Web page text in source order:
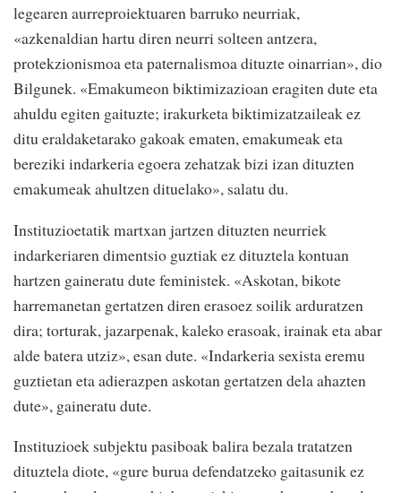
legearen aurreproiektuaren barruko neurriak,
«azkenaldian hartu diren neurri solteen antzera,
protekzionismoa eta paternalismoa dituzte oinarrian», dio
Bilgunek. «Emakumeon biktimizazioan eragiten dute eta
ahuldu egiten gaituzte; irakurketa biktimizatzaileak ez
ditu eraldaketarako gakoak ematen, emakumeak eta
bereziki indarkeria egoera zehatzak bizi izan dituzten
emakumeak ahultzen dituelako», salatu du.
Instituzioetatik martxan jartzen dituzten neurriek
indarkeriaren dimentsio guztiak ez dituztela kontuan
hartzen gaineratu dute feministek. «Askotan, bikote
harremanetan gertatzen diren erasoez soilik arduratzen
dira; torturak, jazarpenak, kaleko erasoak, irainak eta abar
alde batera utziz», esan dute. «Indarkeria sexista eremu
guztietan eta adierazpen askotan gertatzen dela ahazten
dute», gaineratu dute.
Instituzioek subjektu pasiboak balira bezala tratatzen
dituztela diote, «gure burua defendatzeko gaitasunik ez